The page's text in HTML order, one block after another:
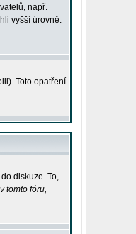
např.
vyšší úrovně.
Toto opatření
diskuze. To,
tomto fóru,